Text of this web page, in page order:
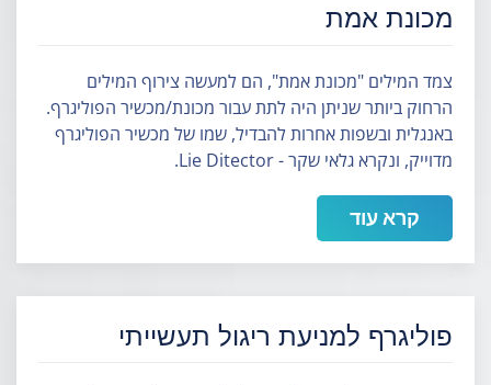
מכונת אמת
צמד המילים "מכונת אמת", הם למעשה צירוף המילים
הרחוק ביותר שניתן היה לתת עבור מכונת/מכשיר הפוליגרף.
באנגלית ובשפות אחרות להבדיל, שמו של מכשיר הפוליגרף
מדוייק, ונקרא גלאי שקר - Lie Ditector.
קרא עוד
פוליגרף למניעת ריגול תעשייתי